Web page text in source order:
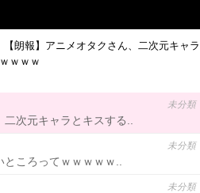
【朗報】アニメオタクさん、二次元キャラ
ｗｗｗ
未分類
次元キャラとキスする..
未分類
ころってｗｗｗｗｗ..
未分類